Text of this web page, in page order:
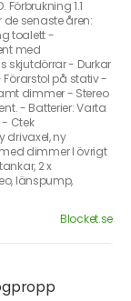
1.1
senaste åren:
toalett -
med
skjutdörrar - Durkar
Förarstol på stativ -
dimmer - Stereo
- Batterier: Varta
- Ctek
drivaxel, ny
dimmer I övrigt
2 x
länspump,
Blocket.se